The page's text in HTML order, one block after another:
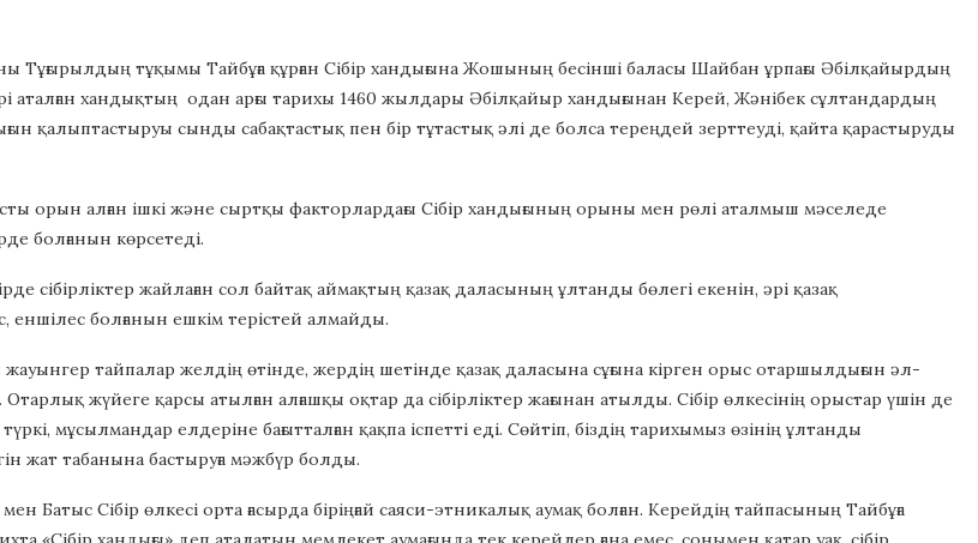
Тұғырылдың тұқымы Тайбұға құрған Сібір хандығына Жошының бесінші баласы Шайбан ұрпағы Әбілқайырдың
аталған хандықтың одан арғы тарихы 1460 жылдары Әбілқайыр хандығынан Керей, Жәнібек сұлтандардың
қалыптастыруы сынды сабақтастық пен бір тұтастық әлі де болса тереңдей зерттеуді, қайта қарастыруды
орын алған ішкі және сыртқы факторлардағы Сібір хандығының орыны мен рөлі аталмыш мәселеде
болғанын көрсетеді.
сібірліктер жайлаған сол байтақ аймақтың қазақ даласының ұлтанды бөлегі екенін, әрі қазақ
болғанын ешкім терістей алмайды.
жауынгер тайпалар желдің өтінде, жердің шетінде қазақ даласына сұғына кірген орыс отаршылдығын әл-
жүйеге қарсы атылған алғашқы оқтар да сібірліктер жағынан атылды. Сібір өлкесінің орыстар үшін де
мұсылмандар елдеріне бағытталған қақпа іспетті еді. Сөйтіп, біздің тарихымыз өзінің ұлтанды
жат табанына бастыруға мәжбүр болды.
Батыс Сібір өлкесі орта ғасырда біріңғай саяси-этникалық аумақ болған. Керейдің тайпасының Тайбұға